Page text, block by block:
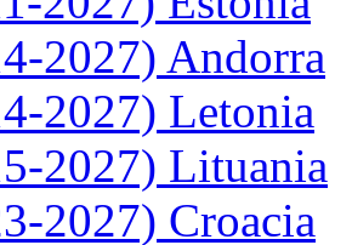
2027) Andorra
2027) Letonia
2027) Lituania
2027) Croacia